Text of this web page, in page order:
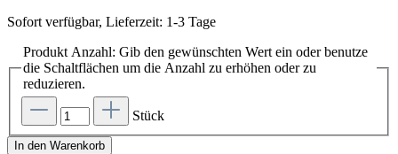
Sofort verfügbar, Lieferzeit: 1-3 Tage
Produkt Anzahl: Gib den gewünschten Wert ein oder benutze
die Schaltflächen um die Anzahl zu erhöhen oder zu
reduzieren.
Stück
In den Warenkorb